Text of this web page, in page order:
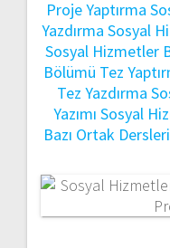
Proje Yaptırma
Yazdırma Sosyal
Sosyal Hizmetler
Bölümü Tez
Tez Yazdırma
Yazımı Sosyal
Bazı Ortak Dersleri